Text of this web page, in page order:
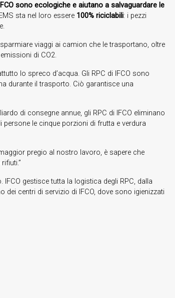
sono ecologiche e aiutano a salvaguardare le
sta nel loro essere 100% riciclabili: i pezzi
viaggi ai camion che le trasportano, oltre
di CO2.
lo spreco d’acqua. Gli RPC di IFCO sono
durante il trasporto. Ciò garantisce una
di consegne annue, gli RPC di IFCO eliminano
le cinque porzioni di frutta e verdura
pregio al nostro lavoro, è sapere che
gestisce tutta la logistica degli RPC, dalla
centri di servizio di IFCO, dove sono igienizzati